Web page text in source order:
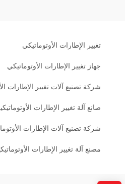
تغيير الإطارات الأوتوماتيكي
جهاز تغيير الإطارات الأوتوماتيكي
شركة تصنيع آلات تغيير الإطارات
صانع آلة تغيير الإطارات
شركة تصنيع آلات الإطارات
مصنع آلة تغيير الإطارات